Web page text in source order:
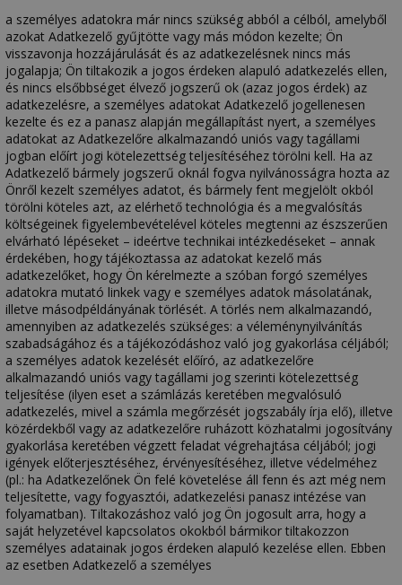
a személyes adatokra már nincs szükség abból a célból, amelyből
azokat Adatkezelő gyűjtötte vagy más módon kezelte; Ön
visszavonja hozzájárulását és az adatkezelésnek nincs más
jogalapja; Ön tiltakozik a jogos érdeken alapuló adatkezelés ellen,
és nincs elsőbbséget élvező jogszerű ok (azaz jogos érdek) az
adatkezelésre, a személyes adatokat Adatkezelő jogellenesen
kezelte és ez a panasz alapján megállapítást nyert, a személyes
adatokat az Adatkezelőre alkalmazandó uniós vagy tagállami
jogban előírt jogi kötelezettség teljesítéséhez törölni kell. Ha az
Adatkezelő bármely jogszerű oknál fogva nyilvánosságra hozta az
Önről kezelt személyes adatot, és bármely fent megjelölt okból
törölni köteles azt, az elérhető technológia és a megvalósítás
költségeinek figyelembevételével köteles megtenni az észszerűen
elvárható lépéseket – ideértve technikai intézkedéseket – annak
érdekében, hogy tájékoztassa az adatokat kezelő más
adatkezelőket, hogy Ön kérelmezte a szóban forgó személyes
adatokra mutató linkek vagy e személyes adatok másolatának,
illetve másodpéldányának törlését. A törlés nem alkalmazandó,
amennyiben az adatkezelés szükséges: a véleménynyilvánítás
szabadságához és a tájékozódáshoz való jog gyakorlása céljából;
a személyes adatok kezelését előíró, az adatkezelőre
alkalmazandó uniós vagy tagállami jog szerinti kötelezettség
teljesítése (ilyen eset a számlázás keretében megvalósuló
adatkezelés, mivel a számla megőrzését jogszabály írja elő), illetve
közérdekből vagy az adatkezelőre ruházott közhatalmi jogosítvány
gyakorlása keretében végzett feladat végrehajtása céljából; jogi
igények előterjesztéséhez, érvényesítéséhez, illetve védelméhez
(pl.: ha Adatkezelőnek Ön felé követelése áll fenn és azt még nem
teljesítette, vagy fogyasztói, adatkezelési panasz intézése van
folyamatban). Tiltakozáshoz való jog Ön jogosult arra, hogy a
saját helyzetével kapcsolatos okokból bármikor tiltakozzon
személyes adatainak jogos érdeken alapuló kezelése ellen. Ebben
az esetben Adatkezelő a személyes